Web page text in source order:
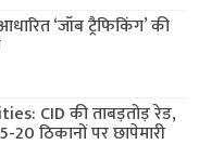
‘जॉब ट्रैफिकिंग’ की
CID की ताबड़तोड़ रेड,
ठिकानों पर छापेमारी